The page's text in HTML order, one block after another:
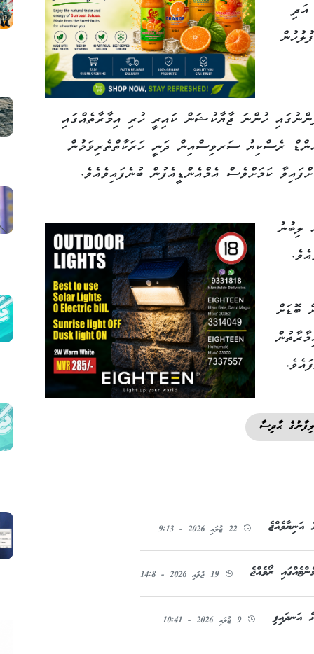
ހުންނަ ޖާޔާކުޝަން ކައިރީ ހުރި އިމާރާތެއްގައި
ރެސްކިޔު ސަރވިސްއިން ދަނީ ހަރަކާތްތެރިވަމުން
ކަމަށްވެސް އެމްއެންޑީއެފުން ބުނެފައިވެއެވެ.
ލިބުނު
ބޮޑަށް
ޙާދިސާ
19 ޖުލައި 2026 - 14:8
އަނދައިފި 9 ޖުލައި 2026 - 10:41